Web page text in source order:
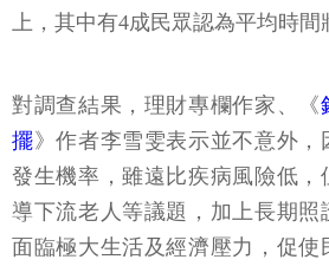
上，其中有4成民眾認為平均時間
對調查結果，理財專欄作家、《
擺》作者李雪雯表示並不意外，
發生機率，雖遠比疾病風險低，
導下流老人等議題，加上長期照
面臨極大生活及經濟壓力，促使